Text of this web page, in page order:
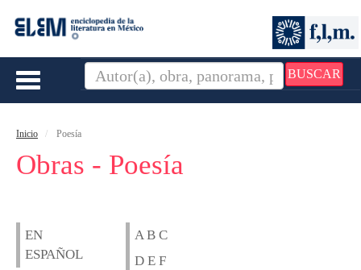
BUSCAR
Toggle
Inicio Poesía
Obras - Poesía
EN
ESPAÑOL
A B C
D E F